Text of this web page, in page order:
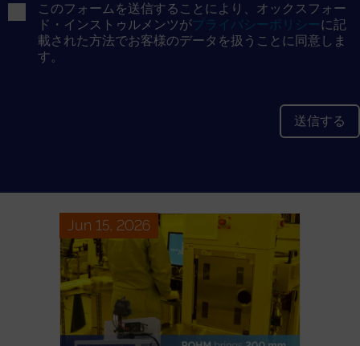
このフォームを送信することにより、オックスフォー
ド・インストゥルメンツがプライバシーポリシーに記
載された方法でお客様のデータを扱うことに同意しま
す。
Jun 15, 2026